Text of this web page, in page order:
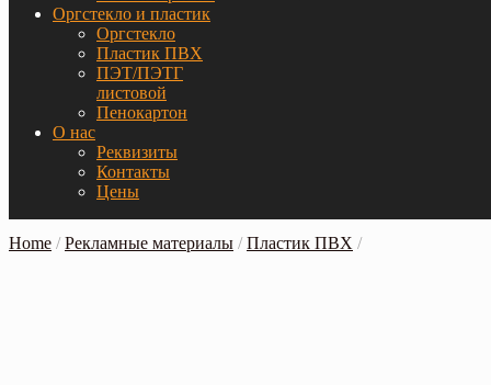
Оргстекло и пластик
Оргстекло
Пластик ПВХ
ПЭТ/ПЭТГ
листовой
Пенокартон
О нас
Реквизиты
Контакты
Цены
Home /Рекламные материалы /Пластик ПВХ /